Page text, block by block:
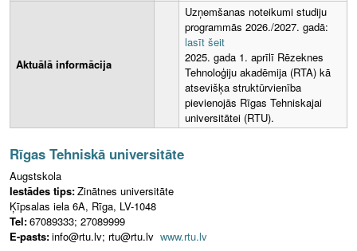
Aktuālā informācija
Uzņemšanas noteikumi studiju
programmās 2026./2027. gadā:
lasīt šeit
2025. gada 1. aprīlī Rēzeknes
Tehnoloģiju akadēmija (RTA) kā
atsevišķa struktūrvienība
pievienojās Rīgas Tehniskajai
universitātei (RTU).
Rīgas Tehniskā universitāte
Augstskola
Iestādes tips:Zinātnes universitāte
Ķīpsalas iela 6A, Rīga, LV-1048
Tel:67089333; 27089999
E-pasts:info@rtu.lv; rtu@rtu.lv www.rtu.lv